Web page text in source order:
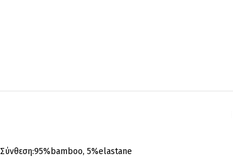
Σύνθεση:95%bamboo, 5%elastane